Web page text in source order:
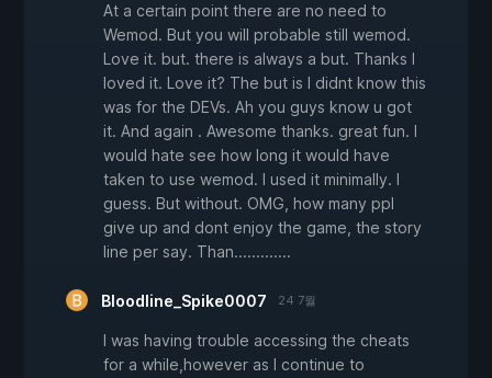
At a certain point there are no need to
Wemod. But you will probable still wemod.
Love it. but. there is always a but. Thanks I
loved it. Love it? The but is I didnt know this
was for the DEVs. Ah you guys know u got
it. And again . Awesome thanks. great fun. I
would hate see how long it would have
taken to use wemod. I used it minimally. I
guess. But without. OMG, how many ppl
give up and dont enjoy the game, the story
line per say. Than.............
Bloodline_Spike0007 24 7월
I was having trouble accessing the cheats
for a while,however as I continue to